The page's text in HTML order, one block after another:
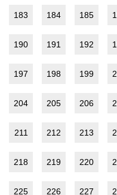
183 184 185
190 191 192
197 198 199
204 205 206
211 212 213
218 219 220
225 226 227